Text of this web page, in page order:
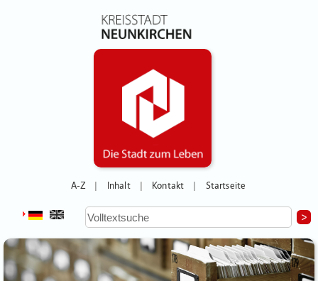
A-Z Inhalt Kontakt Startseite